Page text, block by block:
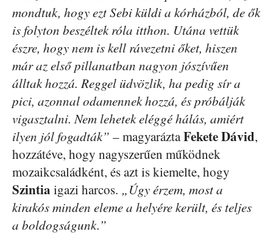
mondtuk, hogy ezt Sebi küldi a kórházból, de ők
is folyton beszéltek róla itthon. Utána vettük
észre, hogy nem is kell rávezetni őket, hiszen
már az első pillanatban nagyon jószívűen
álltak hozzá. Reggel üdvözlik, ha pedig sír a
pici, azonnal odamennek hozzá, és próbálják
vigasztalni. Nem lehetek eléggé hálás, amiért
ilyen jól fogadták” – magyaráztaFekete Dávid,
hozzátéve, hogy nagyszerűen működnek
mozaikcsaládként, és azt is kiemelte, hogy
Szintia igazi harcos. „Úgy érzem, most a
kirakós minden eleme a helyére került, és teljes
a boldogságunk.”